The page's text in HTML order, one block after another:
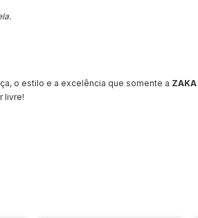
o estilo e a excelência que somente a ZAKA
livre!